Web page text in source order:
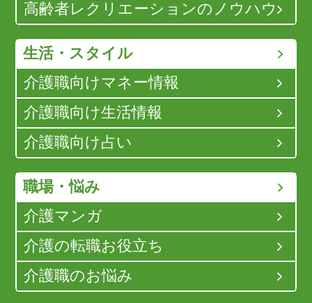
高齢者レクリエーションのノウハウ
生活・スタイル
介護職向けマネー情報
介護職向け生活情報
介護職向け占い
職場・悩み
介護マンガ
介護の転職お役立ち
介護職のお悩み